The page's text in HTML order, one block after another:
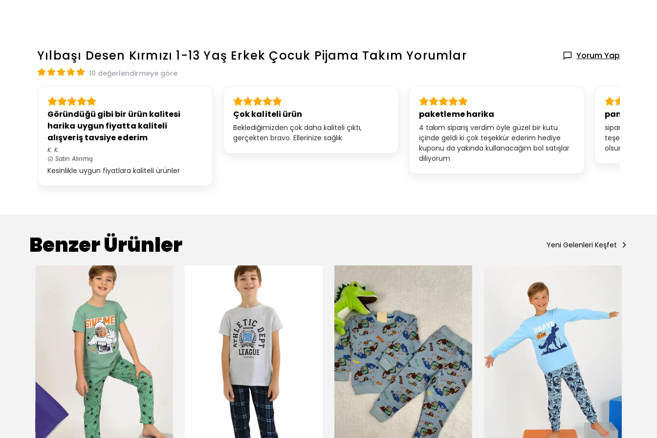
Yılbaşı Desen Kırmızı 1-13 Yaş Erkek Çocuk Pijama Takım Yorumlar Yorum Yap
10 değerlendirmeye göre
Göründüğü gibi bir ürün kalitesi
harika uygun fiyatta kaliteli
alışveriş tavsiye ederim
K. K.
Satın Alınmış
Kesinlikle uygun fiyatlara kaliteli ürünler
Çok kaliteli ürün
Beklediğimizden çok daha kaliteli çıktı,
gerçekten bravo. Ellerinize sağlık
paketleme harika
4 takım sipariş verdim öyle güzel bir kutu
içinde geldi ki çok teşekkür ederim hediye
kuponu da yakında kullanacağım bol satışlar
diliyorum
pamuklu
siparişim çok
teşekkürler.
olsun çok
Benzer Ürünler Yeni Gelenleri Keşfet